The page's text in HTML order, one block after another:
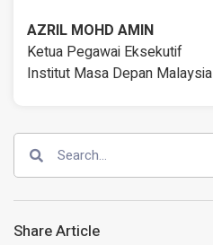
AZRIL MOHD AMIN
Ketua Pegawai Eksekutif
Institut Masa Depan Malaysia
Share Article